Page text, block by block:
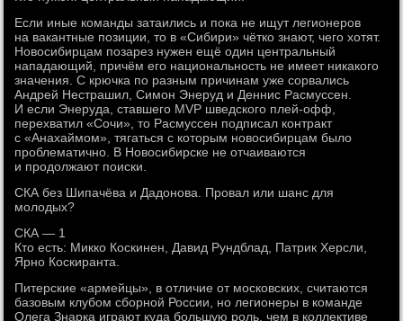
Если иные команды затаились и пока не ищут легионеров
на вакантные позиции, то в «Сибири» чётко знают, чего хотят.
Новосибирцам позарез нужен ещё один центральный
нападающий, причём его национальность не имеет никакого
значения. С крючка по разным причинам уже сорвались
Андрей Нестрашил, Симон Энеруд и Деннис Расмуссен.
И если Энеруда, ставшего MVP шведского плей-офф,
перехватил «Сочи», то Расмуссен подписал контракт
с «Анахаймом», тягаться с которым новосибирцам было
проблематично. В Новосибирске не отчаиваются
и продолжают поиски.
СКА без Шипачёва и Дадонова. Провал или шанс для
молодых?
СКА — 1
Кто есть: Микко Коскинен, Давид Рундблад, Патрик Херсли,
Ярно Коскиранта.
Питерские «армейцы», в отличие от московских, считаются
базовым клубом сборной России, но легионеры в команде
Олега Знарка играют куда большую роль, чем в коллективе